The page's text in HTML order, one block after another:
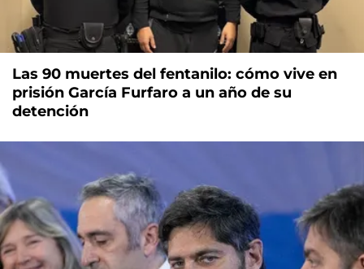
Las 90 muertes del fentanilo: cómo vive en
prisión García Furfaro a un año de su
detención